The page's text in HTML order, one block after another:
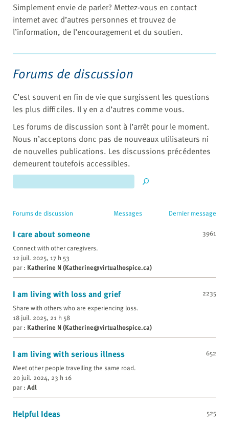
Simplement envie de parler? Mettez-vous en contact
internet avec d’autres personnes et trouvez de
l’information, de l’encouragement et du soutien.
Forums de discussion
C’est souvent en fin de vie que surgissent les questions
les plus difficiles. Il y en a d’autres comme vous.
Les forums de discussion sont à l’arrêt pour le moment.
Nous n’acceptons donc pas de nouveaux utilisateurs ni
de nouvelles publications. Les discussions précédentes
demeurent toutefois accessibles.
Forums de discussion Messages Dernier message
I care about someone
Connect with other caregivers.
3961
12 juil. 2025, 17 h 53
par : Katherine N (Katherine@virtualhospice.ca)
I am living with loss and grief
Share with others who are experiencing loss.
2235
18 juil. 2025, 21 h 58
par : Katherine N (Katherine@virtualhospice.ca)
I am living with serious illness
Meet other people travelling the same road.
652
20 juil. 2024, 23 h 16
par : Adl
Helpful Ideas 525